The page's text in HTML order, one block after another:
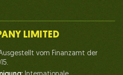
LIMITED
Ausgestellt vom Finanzamt der